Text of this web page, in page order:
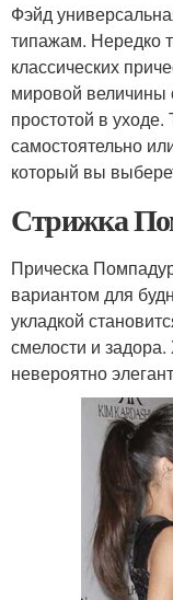
Фэйд
типажам. Нередко
классических
мировой величины
простотой в
самостоятельно
который вы
Стрижка
Прическа
вариантом для
укладкой
смелости и
невероятно